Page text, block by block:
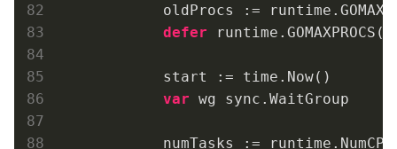
oldProcs :=
defer
            start := time.Now()
var wg sync.WaitGroup
numTasks :=